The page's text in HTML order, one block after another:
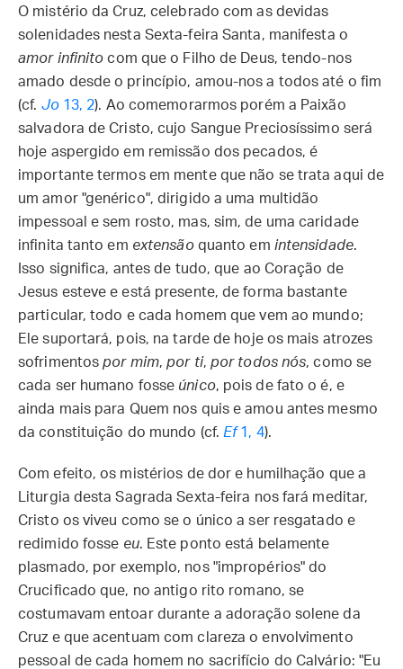
O mistério da Cruz, celebrado com as devidas
solenidades nesta Sexta-feira Santa, manifesta o
amor infinito com que o Filho de Deus, tendo-nos
amado desde o princípio, amou-nos a todos até o fim
(cf. Jo13, 2). Ao comemorarmos porém a Paixão
salvadora de Cristo, cujo Sangue Preciosíssimo será
hoje aspergido em remissão dos pecados, é
importante termos em mente que não se trata aqui de
um amor "genérico", dirigido a uma multidão
impessoal e sem rosto, mas, sim, de uma caridade
infinita tanto em extensãoquanto em intensidade.
Isso significa, antes de tudo, que ao Coração de
Jesus esteve e está presente, de forma bastante
particular, todo e cada homem que vem ao mundo;
Ele suportará, pois, na tarde de hoje os mais atrozes
sofrimentospor mim,por ti, por todos nós, como se
cada ser humano fosse único, pois de fato o é, e
ainda mais para Quem nos quis e amou antes mesmo
da constituição do mundo (cf. Ef1, 4).
Com efeito, os mistérios de dor e humilhação que a
Liturgia desta Sagrada Sexta-feira nos fará meditar,
Cristo os viveu como se o único a ser resgatado e
redimido fosse eu. Este ponto está belamente
plasmado, por exemplo, nos "impropérios" do
Crucificado que, no antigo rito romano, se
costumavam entoar durante a adoração solene da
Cruz e que acentuam com clareza o envolvimento
pessoal de cada homem no sacrifício do Calvário: "Eu